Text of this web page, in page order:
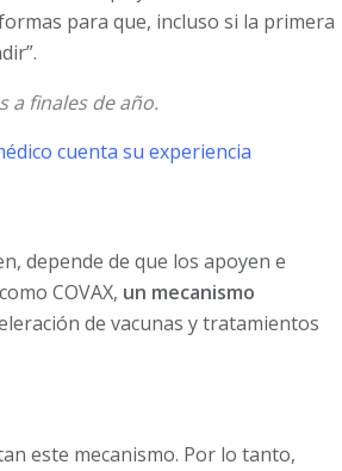
para que, incluso si la primera
a finales de año.
cuenta su experiencia
depende de que los apoyen e
COVAX, un mecanismo
de vacunas y tratamientos
este mecanismo. Por lo tanto,